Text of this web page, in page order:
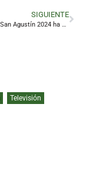
SIGUIENTE
Del Olmo: «San Agustín 2024 ha sido una Feria histórica, inclusiva y segura»
Televisión